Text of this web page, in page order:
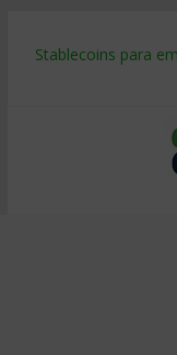
Stablecoins para
Despido
IA en selección de
Trabajo forzoso
Mercado hispano